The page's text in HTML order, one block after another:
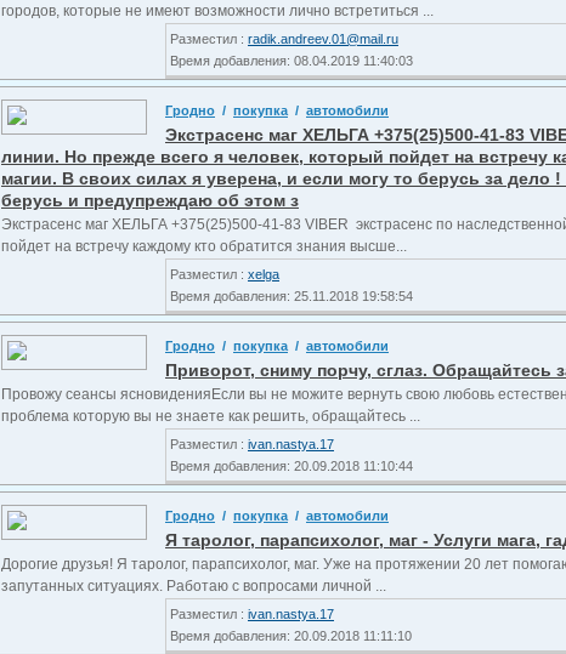
городов, которые не имеют возможности лично встретиться ...
Разместил : radik.andreev.01@mail.ru
Время добавления: 08.04.2019 11:40:03
Гродно / покупка / автомобили
Экстрасенс маг ХЕЛЬГА +375(25)500-41-83
линии. Но прежде всего я человек, который пойдет на встречу
магии. В своих силах я уверена, и если могу то берусь за
берусь и предупреждаю об этом з
Экстрасенс маг ХЕЛЬГА +375(25)500-41-83 VIBER экстрасенс по
пойдет на встречу каждому кто обратится знания высше...
Разместил : xelga
Время добавления: 25.11.2018 19:58:54
Гродно / покупка / автомобили
Приворот, сниму порчу, сглаз. Обращайтесь
Провожу сеансы ясновиденияЕсли вы не можите вернуть свою любовь
проблема которую вы не знаете как решить, обращайтесь ...
Разместил : ivan.nastya.17
Время добавления: 20.09.2018 11:10:44
Гродно / покупка / автомобили
Я таролог, парапсихолог, маг - Услуги мага,
Дорогие друзья! Я таролог, парапсихолог, маг. Уже на протяжении 20 лет
запутанных ситуациях. Работаю с вопросами личной ...
Разместил : ivan.nastya.17
Время добавления: 20.09.2018 11:11:10